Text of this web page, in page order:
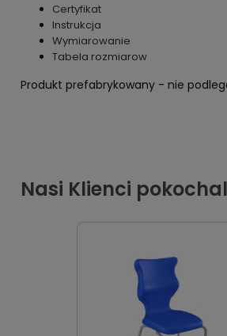
Certyfikat
Instrukcja
Wymiarowanie
Tabela rozmiarow
Produkt prefabrykowany - nie
Nasi Klienci